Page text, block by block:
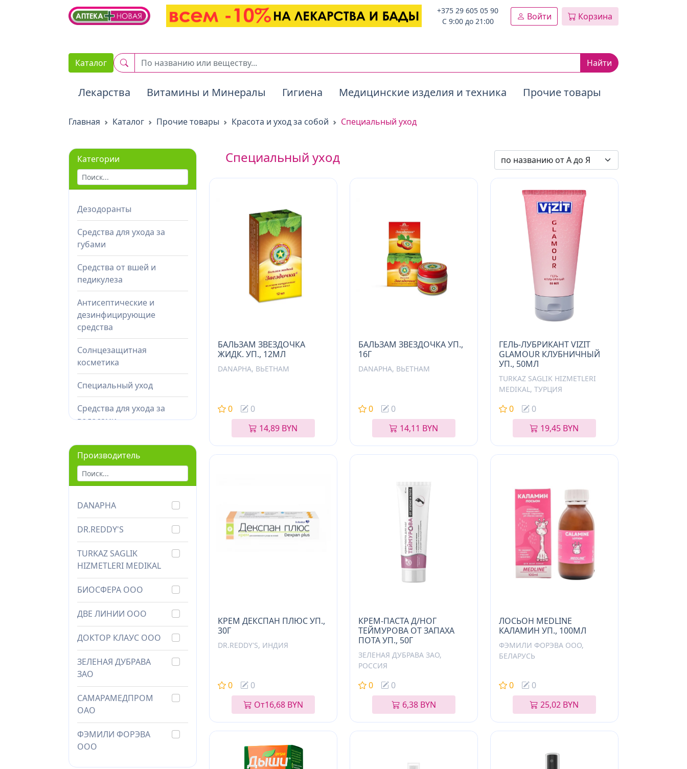
2. Вставьте этот код сразу же после открывающего тега :
+375 29 605 05 90
C 9:00 до 21:00
Войти Корзина
Каталог Найти
Лекарства Витамины и Минералы Гигиена Медицинские изделия и техника Прочие товары
Главная Каталог Прочие товары Красота и уход за собой Специальный уход
Категории
Дезодоранты
Средства для ухода за
губами
Средства от вшей и
педикулеза
Антисептические и
дезинфицирующие
средства
Солнцезащитная
косметика
Специальный уход
Средства для ухода за
волосами
Средства для ухода за
лицом
Средства для ухода за
больными
Масла эфирные, масла
косметические
Производитель
DANAPHA
DR.REDDY'S
TURKAZ SAGLIK
HIZMETLERI MEDIKAL
БИОСФЕРА ООО
ДВЕ ЛИНИИ ООО
ДОКТОР КЛАУС ООО
ЗЕЛЕНАЯ ДУБРАВА
ЗАО
САМАРАМЕДПРОМ
ОАО
ФЭМИЛИ ФОРЭВА
ООО
Специальный уход
БАЛЬЗАМ ЗВЕЗДОЧКА
ЖИДК. УП., 12МЛ
DANAPHA, ВЬЕТНАМ
0
0
14,89 BYN
БАЛЬЗАМ ЗВЕЗДОЧКА УП.,
16Г
DANAPHA, ВЬЕТНАМ
0
0
14,11 BYN
ГЕЛЬ-ЛУБРИКАНТ VIZIT
GLAMOUR КЛУБНИЧНЫЙ
УП., 50МЛ
TURKAZ SAGLIK HIZMETLERI
MEDIKAL, ТУРЦИЯ
0
0
19,45 BYN
КРЕМ ДЕКСПАН ПЛЮС УП.,
30Г
DR.REDDY'S, ИНДИЯ
0
0
От16,68 BYN
КРЕМ-ПАСТА Д/НОГ
ТЕЙМУРОВА ОТ ЗАПАХА
ПОТА УП., 50Г
ЗЕЛЕНАЯ ДУБРАВА ЗАО,
РОССИЯ
0
0
6,38 BYN
ЛОСЬОН MEDLINE
КАЛАМИН УП., 100МЛ
ФЭМИЛИ ФОРЭВА ООО,
БЕЛАРУСЬ
0
0
25,02 BYN